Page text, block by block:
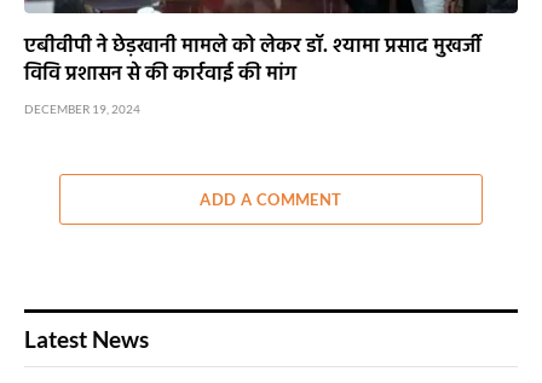
एबीवीपी ने छेड़खानी मामले को लेकर डॉ. श्यामा प्रसाद मुखर्जी
विवि प्रशासन से की कार्रवाई की मांग
DECEMBER 19, 2024
ADD A COMMENT
Latest News